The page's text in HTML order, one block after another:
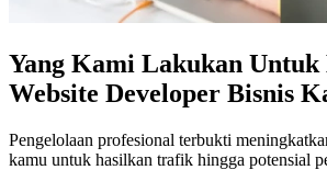
Yang Kami Lakukan
Website Developer Bisnis
Pengelolaan profesional terbukti
kamu untuk hasilkan trafik hingga potensial